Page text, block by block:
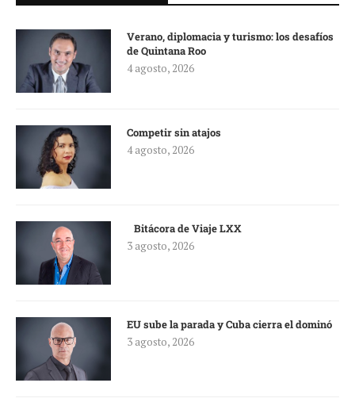
Verano, diplomacia y turismo: los desafíos
de Quintana Roo
4 agosto, 2026
Competir sin atajos
4 agosto, 2026
Bitácora de Viaje LXX
3 agosto, 2026
EU sube la parada y Cuba cierra el dominó
3 agosto, 2026